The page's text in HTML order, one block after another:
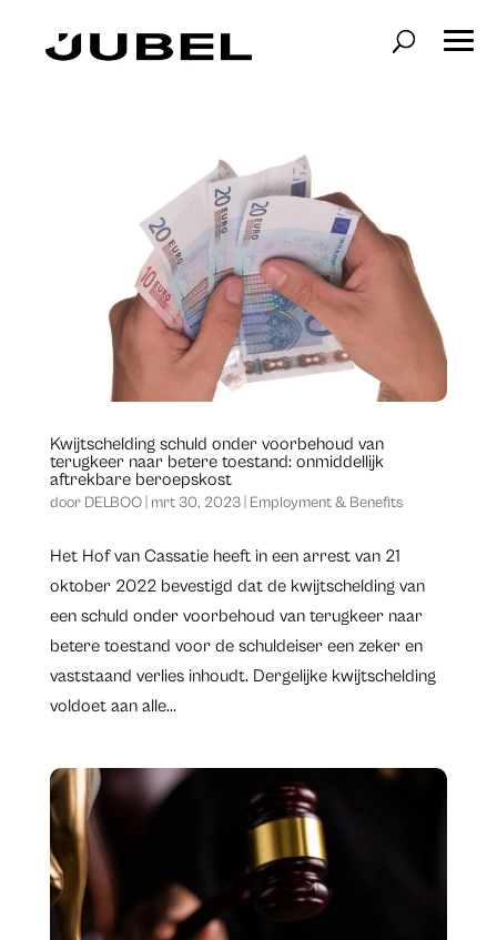
Kwijtschelding schuld onder voorbehoud van
terugkeer naar betere toestand: onmiddellijk
aftrekbare beroepskost
door DELBOO| mrt 30, 2023| Employment & Benefits
Het Hof van Cassatie heeft in een arrest van 21
oktober 2022 bevestigd dat de kwijtschelding van
een schuld onder voorbehoud van terugkeer naar
betere toestand voor de schuldeiser een zeker en
vaststaand verlies inhoudt. Dergelijke kwijtschelding
voldoet aan alle...